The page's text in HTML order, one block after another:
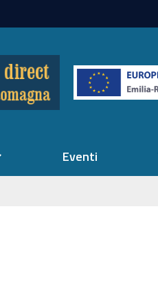
Eventi